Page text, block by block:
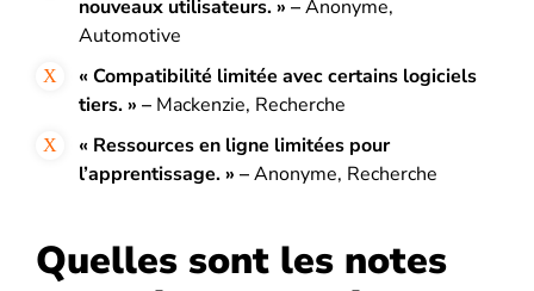
nouveaux utilisateurs. » –Anonyme,
Automotive
« Compatibilité limitée avec certains logiciels
tiers. » – Mackenzie, Recherche
« Ressources en ligne limitées pour
l’apprentissage. » –Anonyme, Recherche
Quelles sont les notes